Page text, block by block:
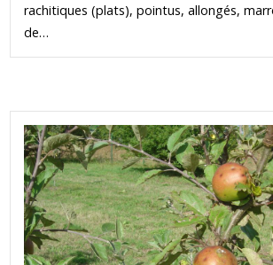
rachitiques (plats), pointus, allongés,
de…